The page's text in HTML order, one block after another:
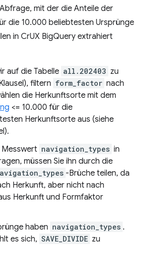
mit der die Anteile der
die 10.000 beliebtesten Ursprünge
in CrUX BigQuery extrahiert
auf die Tabelle all.202403 zu
filtern form_factor nach
die Herkunftsorte mit dem
<= 10.000 für die
Herkunftsorte aus (siehe
Messwert navigation_types in
müssen Sie ihn durch die
-Brüche teilen, da
Herkunft, aber nicht nach
Herkunft und Formfaktor
haben navigation_types .
es sich, SAVE_DIVIDE zu